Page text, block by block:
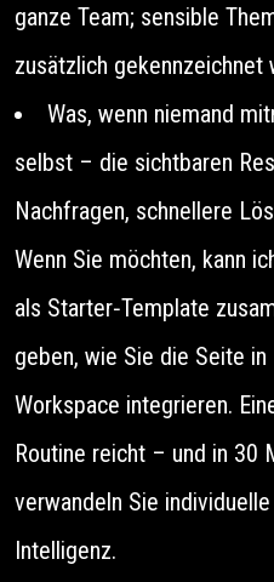
ganze Team; sensible
zusätzlich gekennzeichnet
Was, wenn niemand
selbst – die sichtbaren
Nachfragen, schnellere
Wenn Sie möchten, kann
als Starter‑Template
geben, wie Sie die Seite
Workspace integrieren.
Routine reicht – und in 30
verwandeln Sie
Intelligenz.